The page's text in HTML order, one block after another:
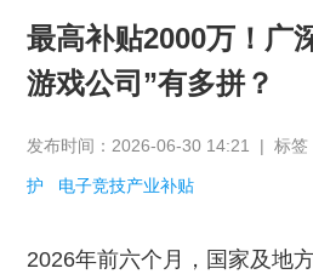
最高补贴2000万！广
游戏公司”有多拼？
发布时间：2026-06-30 14:21 | 标
护 电子竞技产业补贴
2026年前六个月，国家及地